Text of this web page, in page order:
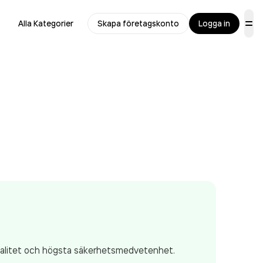
Alla Kategorier Skapa företagskonto Logga in
och högsta säkerhetsmedvetenhet.